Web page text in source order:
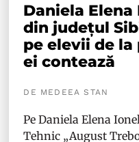
Daniela
din județul
pe elevii de la
ei contează
DE MEDEEA STAN
Pe Daniela Elena
Tehnic „August